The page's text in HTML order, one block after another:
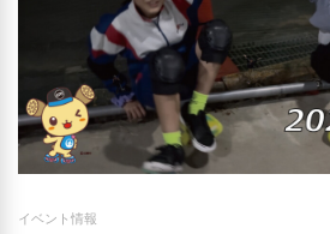
イベント情報